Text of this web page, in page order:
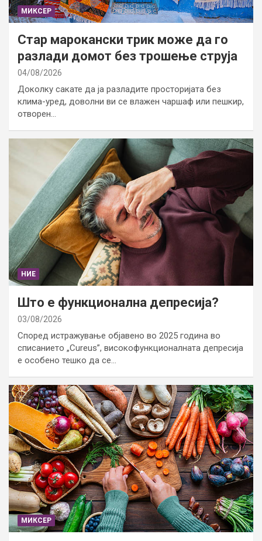
МИКСЕР
Стар марокански трик може да го
разлади домот без трошење струја
04/08/2026
Доколку сакате да ја разладите просторијата без
клима-уред, доволни ви се влажeн чаршаф или пешкир,
отворен…
НИЕ
Што е функционална депресија?
03/08/2026
Според истражување објавено во 2025 година во
списанието „Cureus”, високофункционалната депресија
е особено тешко да се…
МИКСЕР